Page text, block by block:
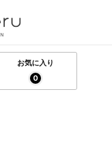
お気に入り
0